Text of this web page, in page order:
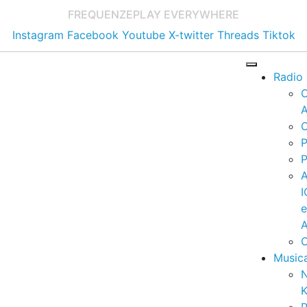
FREQUENZEPLAY EVERYWHERE
Instagram Facebook Youtube X-twitter Threads Tiktok
Radio
e